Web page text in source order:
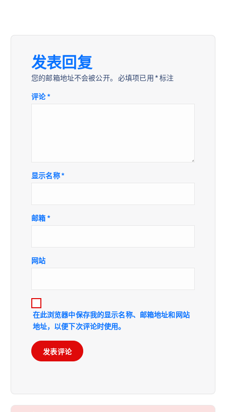
发表回复
您的邮箱地址不会被公开。 必填项已用 *标注
评论*
显示名称*
邮箱 *
网站
在此浏览器中保存我的显示名称、邮箱地址和网站
地址，以便下次评论时使用。